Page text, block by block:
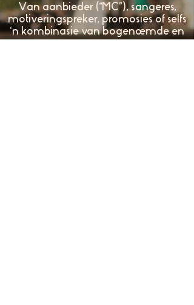
Van aanbieder (“MC”), sangeres,
motiveringspreker, promosies of selfs
‘n kombinasie van bogenoemde en
nog meer.